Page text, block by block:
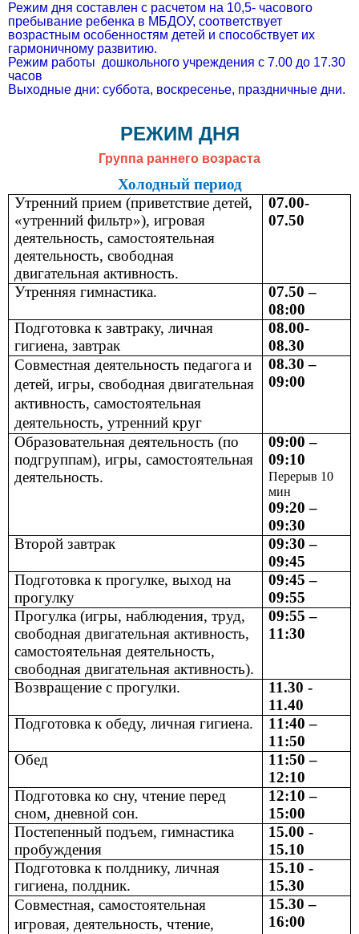
Режим дня составлен с расчетом на 10,5- часового
пребывание ребенка в МБДОУ, соответствует
возрастным особенностям детей и способствует их
гармоничному развитию.
Режим работы дошкольного учреждения с 7.00 до 17.30
часов
Выходные дни: суббота, воскресенье, праздничные дни.
РЕЖИМ ДНЯ
Группа раннего возраста
Холодный период
Утренний прием (приветствие детей,
«утренний фильтр»), игровая
деятельность, самостоятельная
деятельность, свободная
двигательная активность.
07.00-
07.50
Утренняя гимнастика.
07.50 –
08:00
Подготовка к завтраку, личная
гигиена, завтрак
08.00-
08.30
Совместная деятельность педагога и
детей, игры, свободная двигательная
активность, самостоятельная
деятельность, утренний круг
08.30 –
09:00
Образовательная деятельность (по
подгруппам), игры, самостоятельная
деятельность.
09:00 –
09:10
Перерыв 10
мин
09:20 –
09:30
Второй завтрак
09:30 –
09:45
Подготовка к прогулке, выход на
прогулку
09:45 –
09:55
Прогулка (игры, наблюдения, труд,
свободная двигательная активность,
самостоятельная деятельность,
свободная двигательная активность).
09:55 –
11:30
Возвращение с прогулки.
11.30 -
11.40
Подготовка к обеду, личная гигиена.
11:40 –
11:50
Обед
11:50 –
12:10
Подготовка ко сну, чтение перед
сном, дневной сон.
12:10 –
15:00
Постепенный подъем, гимнастика
пробуждения
15.00 -
15.10
Подготовка к полднику, личная
гигиена, полдник.
15.10 -
15.30
Совместная, самостоятельная
игровая, деятельность, чтение,
15.30 –
16:00